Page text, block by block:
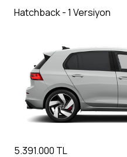
Hatchback - 1 Versiyon
5.391.000 TL